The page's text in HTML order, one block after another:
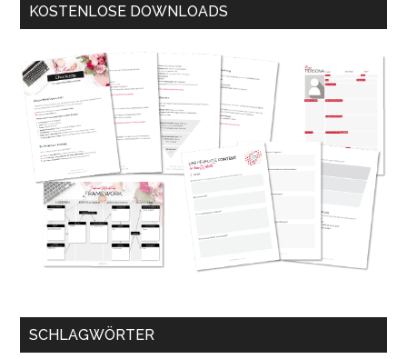
KOSTENLOSE DOWNLOADS
SCHLAGWÖRTER